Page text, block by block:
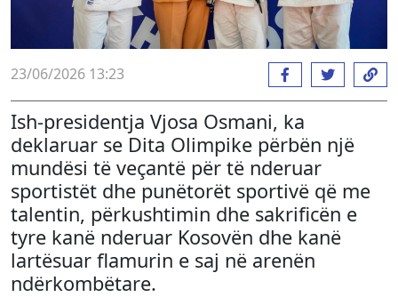
23/06/2026 13:23
Ish-presidentja Vjosa Osmani, ka
deklaruar se Dita Olimpike përbën një
mundësi të veçantë për të nderuar
sportistët dhe punëtorët sportivë që me
talentin, përkushtimin dhe sakrificën e
tyre kanë nderuar Kosovën dhe kanë
lartësuar flamurin e saj në arenën
ndërkombëtare.